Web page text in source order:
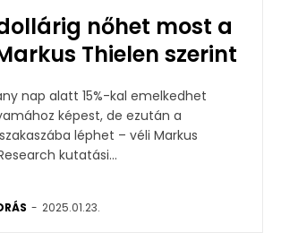
nőhet most a
Thielen szerint
nap alatt 15%-kal emelkedhet
képest, de ezután a
léphet – véli Markus
kutatási...
- 2025.01.23.